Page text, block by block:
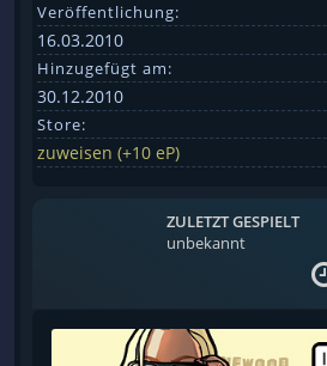
Veröffentlichung:
16.03.2010
Hinzugefügt am:
30.12.2010
Store:
zuweisen (+10 eP)
ZULETZT GESPIELT
unbekannt